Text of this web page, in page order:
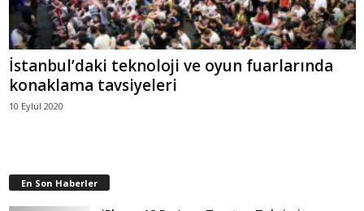
İstanbul’daki teknoloji ve oyun fuarlarında
konaklama tavsiyeleri
10 Eylül 2020
En Son Haberler